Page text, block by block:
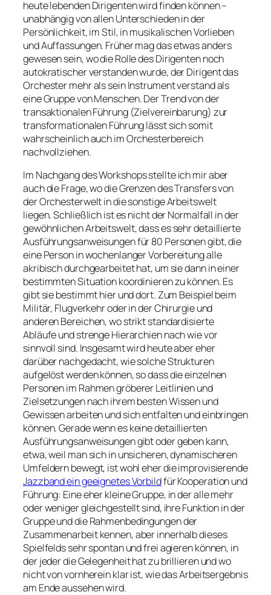
heute lebenden Dirigenten wird finden können –
unabhängig von allen Unterschieden in der
Persönlichkeit, im Stil, in musikalischen Vorlieben
und Auffassungen. Früher mag das etwas anders
gewesen sein, wo die Rolle des Dirigenten noch
autokratischer verstanden wurde, der Dirigent das
Orchester mehr als sein Instrument verstand als
eine Gruppe von Menschen. Der Trend von der
transaktionalen Führung (Zielvereinbarung) zur
transformationalen Führung lässt sich somit
wahrscheinlich auch im Orchesterbereich
nachvollziehen.
Im Nachgang des Workshops stellte ich mir aber
auch die Frage, wo die Grenzen des Transfers von
der Orchesterwelt in die sonstige Arbeitswelt
liegen. Schließlich ist es nicht der Normalfall in der
gewöhnlichen Arbeitswelt, dass es sehr detaillierte
Ausführungsanweisungen für 80 Personen gibt, die
eine Person in wochenlanger Vorbereitung alle
akribisch durchgearbeitet hat, um sie dann in einer
bestimmten Situation koordinieren zu können. Es
gibt sie bestimmt hier und dort. Zum Beispiel beim
Militär, Flugverkehr oder in der Chirurgie und
anderen Bereichen, wo strikt standardisierte
Abläufe und strenge Hierarchien nach wie vor
sinnvoll sind. Insgesamt wird heute aber eher
darüber nachgedacht, wie solche Strukturen
aufgelöst werden können, so dass die einzelnen
Personen im Rahmen gröberer Leitlinien und
Zielsetzungen nach ihrem besten Wissen und
Gewissen arbeiten und sich entfalten und einbringen
können. Gerade wenn es keine detaillierten
Ausführungsanweisungen gibt oder geben kann,
etwa, weil man sich in unsicheren, dynamischeren
Umfeldern bewegt, ist wohl eher die improvisierende
Jazzband ein geeignetes Vorbildfür Kooperation und
Führung: Eine eher kleine Gruppe, in der alle mehr
oder weniger gleichgestellt sind, ihre Funktion in der
Gruppe und die Rahmenbedingungen der
Zusammenarbeit kennen, aber innerhalb dieses
Spielfelds sehr spontan und frei agieren können, in
der jeder die Gelegenheit hat zu brillieren und wo
nicht von vornherein klar ist, wie das Arbeitsergebnis
am Ende aussehen wird.